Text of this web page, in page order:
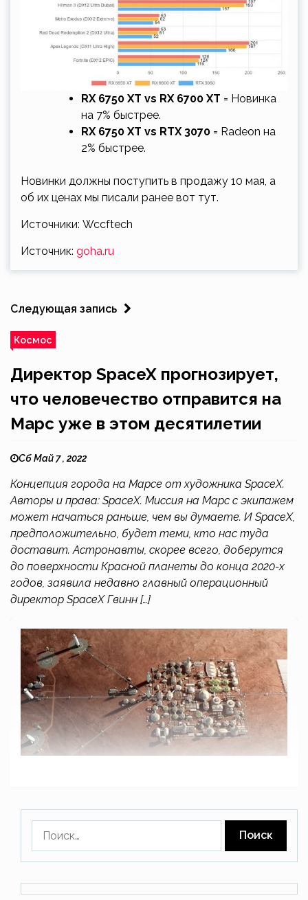
RX 6750 XT vs RX 6700 XT = Новинка
на 7% быстрее.
RX 6750 XT vs RTX 3070 = Radeon на
2% быстрее.
Новинки должны поступить в продажу 10 мая, а
об их ценах мы писали ранее вот тут.
Источники: Wccftech
Источник: goha.ru
Следующая запись
Космос
Директор SpaceX прогнозирует,
что человечество отправится на
Марс уже в этом десятилетии
Сб Май 7 , 2022
Концепция города на Марсе от художника SpaceX.
Авторы и права: SpaceX. Миссия на Марс с экипажем
может начаться раньше, чем вы думаете. И SpaceX,
предположительно, будет теми, кто нас туда
доставит. Астронавты, скорее всего, доберутся
до поверхности Красной планеты до конца 2020-х
годов, заявила недавно главный операционный
директор SpaceX Гвинн […]